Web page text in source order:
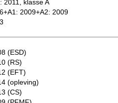
2011, klasse A
2009+A2: 2009
(ESD)
(RS)
(EFT)
(opleving)
(CS)